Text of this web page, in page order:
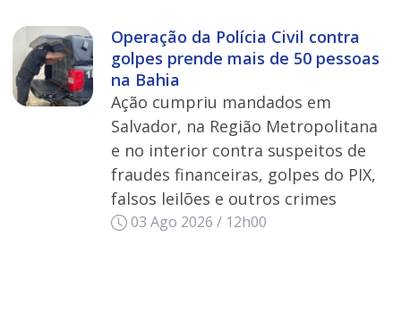
Operação da Polícia Civil contra
golpes prende mais de 50 pessoas
na Bahia
Ação cumpriu mandados em
Salvador, na Região Metropolitana
e no interior contra suspeitos de
fraudes financeiras, golpes do PIX,
falsos leilões e outros crimes
03 Ago 2026 / 12h00